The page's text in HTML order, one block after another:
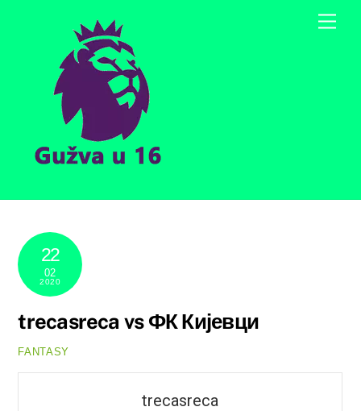
22
02
2020
trecasreca vs ФК Кијевци
FANTASY
trecasreca